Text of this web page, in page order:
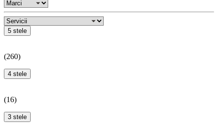
5 stele
(260)
4 stele
(16)
3 stele